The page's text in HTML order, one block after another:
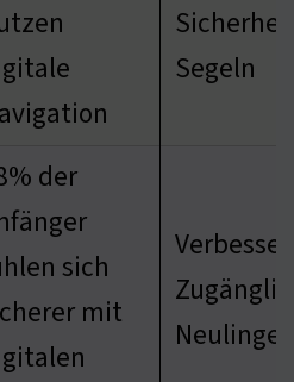
Segeln
der
sich
mit
Neulinge